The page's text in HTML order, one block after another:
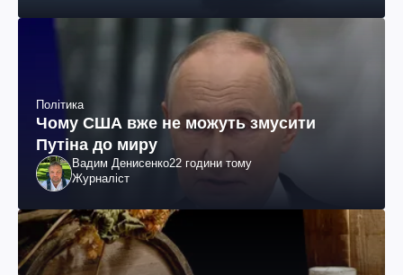
Політика
Чому США вже не можуть змусити
Путіна до миру
Вадим Денисенко22 години тому
Журналіст